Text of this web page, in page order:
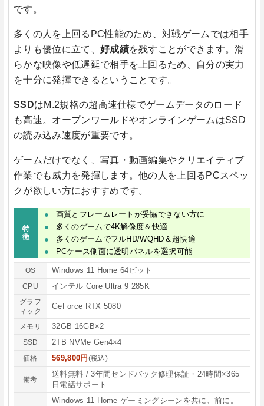
です。
多くの人を上回るPC性能のため、対戦ゲームでは相手
よりも優位に立て、 好成績を残すことができます。滑
らかな映像や低遅延で相手を上回るため、自分の実力
を十分に発揮できるということです。
SSDはM.2規格の超高速仕様でゲームデータのロード
も高速。 オープンワールドやオンラインゲームはSSD
の読み込み速度が重要です。
ゲームだけでなく、写真・動画編集やクリエイティブ
作業でも威力を発揮します。他の人を上回るPCスペッ
クが欲しい方におすすめです。
特
徴
画質とフレームレートが妥協できない方に
多くのゲームで4K解像度＆快適
多くのゲームでフルHD/WQHD＆超快適
PCケース側面に透明パネルを選択可能
OS Windows 11 Home 64ビット
CPU インテル Core Ultra 9 285K
グラフ
ィック
GeForce RTX 5080
メモリ 32GB 16GB×2
SSD 2TB NVMe Gen4×4
価格 569,800円 (税込)
備考
送料無料 / 3年間センドバック修理保証・24時間×365
日電話サポート
Windows 11 Home ゲーミングシーンを共に、前に。